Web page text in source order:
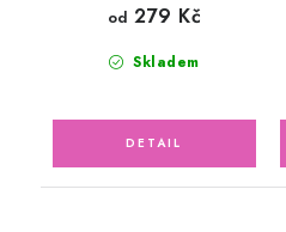
Skladem
od 279 Kč